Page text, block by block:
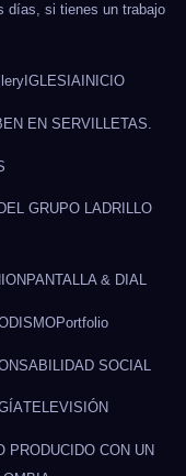
días, si tienes un trabajo
IGLESIA INICIO
EN SERVILLETAS.
GRUPO LADRILLO
PANTALLA & DIAL
Portfolio
SOCIAL
TELEVISIÓN
PRODUCIDO CON UN